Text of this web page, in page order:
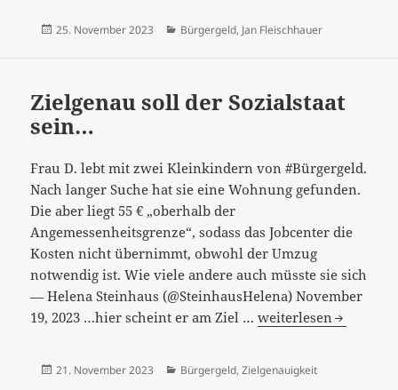
wie
Sozialstaat
ist“
Veröffentlicht
25. November 2023 Kategorien
Bürgergeld, Jan Fleischhauer
Zielgenau soll der Sozialstaat
sein…
Frau D. lebt mit zwei Kleinkindern von #Bürgergeld.
Nach langer Suche hat sie eine Wohnung gefunden.
Die aber liegt 55 € „oberhalb der
Angemessenheitsgrenze“, sodass das Jobcenter die
Kosten nicht übernimmt, obwohl der Umzug
notwendig ist. Wie viele andere auch müsste sie sich
— Helena Steinhaus (@SteinhausHelena) November
19, 2023 …hier scheint er am Ziel …Zielgenau
Sozialstaat
weiterlesen
Veröffentlicht
21. November 2023 Kategorien
Bürgergeld, Zielgenauigkeit